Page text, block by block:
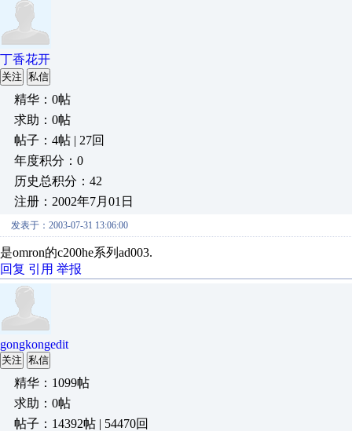
丁香花开
关注 私信
精华：0帖
求助：0帖
帖子：4帖 | 27回
年度积分：0
历史总积分：42
注册：2002年7月01日
发表于：2003-07-31 13:06:00
是omron的c200he系列ad003.
回复 引用 举报
gongkongedit
关注 私信
精华：1099帖
求助：0帖
帖子：14392帖 | 54470回